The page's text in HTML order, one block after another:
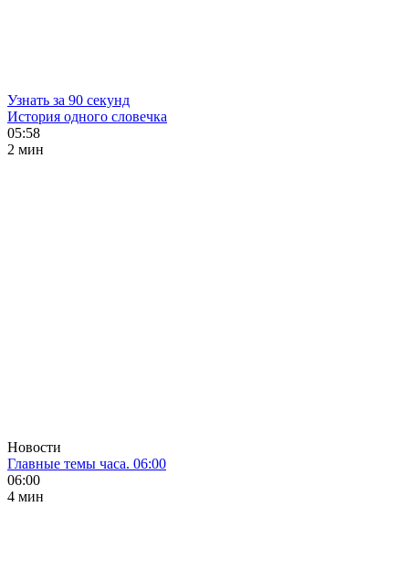
Узнать за 90 секунд
История одного словечка
05:58
2 мин
Новости
Главные темы часа. 06:00
06:00
4 мин